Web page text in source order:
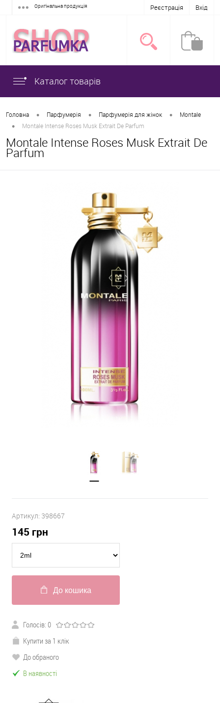
Оригінальна продукція Реєстрація Вхід
Каталог товарів
Головна • Парфумерія • Парфумерія для жінок • Montale
• Montale Intense Roses Musk Extrait De Parfum
Montale Intense Roses Musk Extrait De
Parfum
Артикул: 398667
145 грн
До кошика
Голосів: 0
Купити за 1 клік
До обраного
В наявності